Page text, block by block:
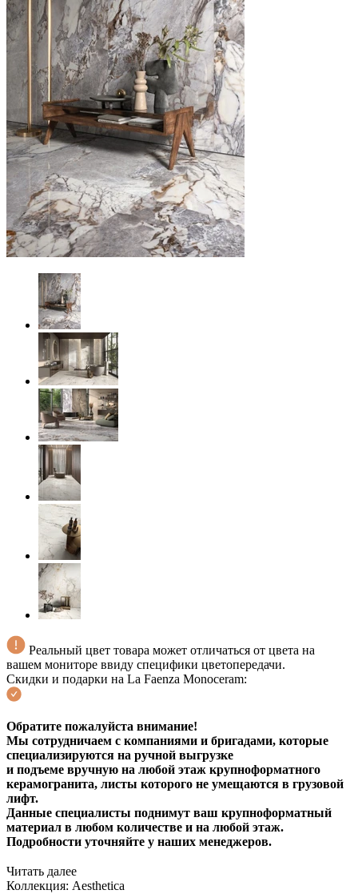
Реальный цвет товара может отличаться от цвета на
вашем мониторе ввиду специфики цветопередачи.
Скидки и подарки на La Faenza Monoceram:
Обратите пожалуйста внимание!
Мы сотрудничаем с компаниями и бригадами, которые
специализируются на ручной выгрузке
и подъеме вручную на любой этаж крупноформатного
керамогранита, листы которого не умещаются в грузовой
лифт.
Данные специалисты поднимут ваш крупноформатный
материал в любом количестве и на любой этаж.
Подробности уточняйте у наших менеджеров.
Читать далее
Коллекция: Aesthetica